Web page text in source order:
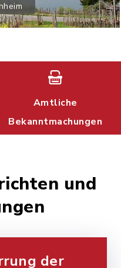
Amtliche
Bekanntmachungen
und
der